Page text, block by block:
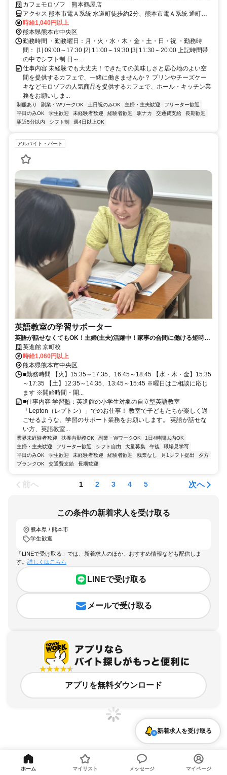
ール・キッチンどちらもできる方募集！
カフェモロゾフ 熊本鶴屋店
アクセス 熊本市電Ａ系統 水道町徒歩約2分、熊本市電Ａ系統 通町筋
徒歩約3分、熊本市電Ａ系統 熊本城・市役所前徒歩約5分
時給1,040円以上
熊本県熊本市中央区
勤務時間 ・勤務曜日：月・火・水・木・金・土・日・祝 ・勤務時
間： [1] 09:00～17:30 [2] 11:00～19:30 [3] 11:30～20:00 上記時間帯
の中でシフト制 日～...
仕事内容 未経験でも大丈夫！できたての美味しさと居心地のよい空
間を提供するカフェで、一緒に働きませんか？ プリンやチーズケー
キなどモロゾフの人気商品を提供するカフェで、ホール・キッチン業
務をお願いしま...
制服あり 副業・WワークOK 土日祝のみOK 主婦・主夫歓迎
フリーター歓迎
平日のみOK
学生歓迎 未経験者歓迎 経験者歓迎 駅ナカ 交通費支給
長期歓迎
駅近5分以内
シフト制 週4日以上OK
アルバイト・パート
英語教室の学習サポーター
英語が話せなくてもOK！主婦(主夫)活躍中！家事の合間に働ける短時間
のお仕事◎丸つけや発音チェックがメインです☆
英進館 京町校
時給1,060円以上
熊本県熊本市中央区
■勤務時間 【火】15:35～17:35、16:45～18:45 【水・木・金】15:35
～17:35 【土】12:35～14:35、13:45～15:45 ※曜日はご相談に応じ
ます ※開始時間・開...
■仕事内容 学習塾：英進館の小学生対象の自立型英語教室
「Lepton（レプトン）」でのお仕事！ 教室で子どもたちが楽しく過
ごせるような、学習のサポート業務をお願いします。 英語が話せな
い方、英語教室...
業界未経験者歓迎 扶養内勤務OK 副業・WワークOK
1日4時間以内OK
主婦・主夫歓迎
フリーター歓迎 シフト自由 大量募集 午後
職場見学可
平日のみOK
学生歓迎 未経験者歓迎 経験者歓迎 残業なし 月1シフト提出
夕方
ブランクOK
交通費支給 長期歓迎
前へ 1 2 3 4 5 次へ
この条件の新着求人を受け取る
熊本県 / 熊本市
学生歓迎
「LINEで受け取る」では、新着求人のほか、おすすめ情報なども配信しま
す。 詳しくはこちら
LINEで受け取る
メールで受け取る
アプリを無料ダウンロード
熊本県、熊本市、学生歓迎のアルバイト・バイト求人情報
求人の詳細を表示
新着求人を受け取る
ホーム マイリスト メッセージ マイページ